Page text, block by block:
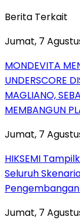
Berita Terkait
Jumat, 7
MONDEVITA
UNDERSCORE
MAGLIANO,
MEMBANGUN
Jumat, 7
HIKSEMI
Seluruh
Jumat, 7